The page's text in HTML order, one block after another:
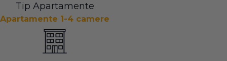
Tip Apartamente
Apartamente 1-4 camere